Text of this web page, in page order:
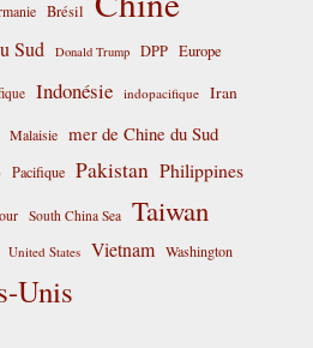
Brésil
Sud Donald Trump DPP Europe
Indonésie indopacifique Iran
Malaisie mer de Chine du Sud
Pacifique Pakistan Philippines
South China Sea Taiwan
United States Vietnam Washington
Unis